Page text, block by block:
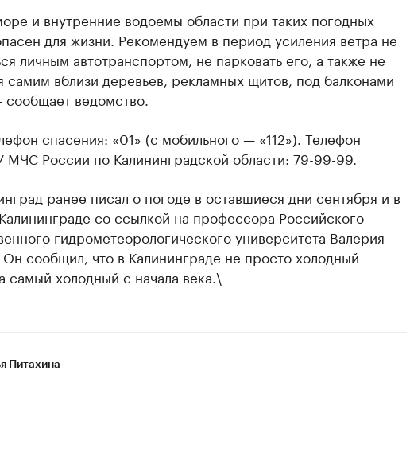
и внутренние водоемы области при таких погодных
для жизни. Рекомендуем в период усиления ветра не
личным автотранспортом, не парковать его, а также не
самим вблизи деревьев, рекламных щитов, под балконами
ведомство.
спасения: «01» (с мобильного — «112»). Телефон
МЧС России по Калининградской области: 79-99-99.
ранее писал о погоде в оставшиеся дни сентября и в
со ссылкой на профессора Российского
гидрометеорологического университета Валерия
сообщил, что в Калининграде не просто холодный
самый холодный с начала века.\
Питахина